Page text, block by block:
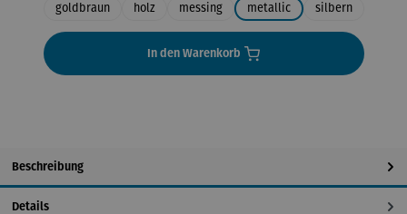
goldbraun holz messing metallic silbern
In den Warenkorb
Beschreibung
Details